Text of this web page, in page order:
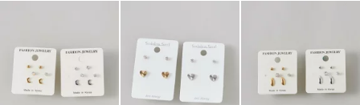
＊撮影環境によりスマートフォン、パソコンなどの画面上と
実物では多少色味が異なることがございます。
＊商品の特性上、色や形に多少の個体差がございますので予